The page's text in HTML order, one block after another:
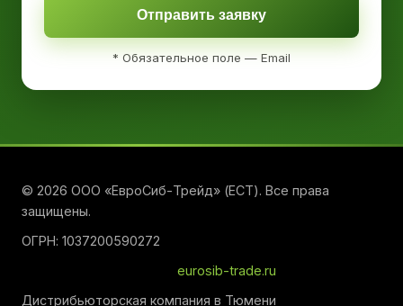
Отправить заявку
* Обязательное поле — Email
© 2026 ООО «ЕвроСиб-Трейд» (ЕСТ). Все права
защищены.
ОГРН: 1037200590272
eurosib-trade.ru
Дистрибьюторская компания в Тюмени